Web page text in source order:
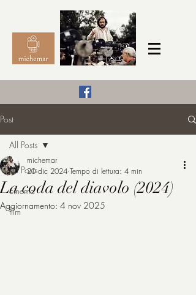
michemar
Post
All Posts
cinema
film
All Posts
La coda del diavolo (2024)
michemar
20 dic 2024 Tempo di lettura: 4 min
Aggiornamento: 4 nov 2025